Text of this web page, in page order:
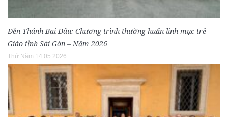
Đền Thánh Bãi Dâu: Chương trình thường huấn linh mục trẻ
Giáo tỉnh Sài Gòn – Năm 2026
Thứ Năm 14.05.2026